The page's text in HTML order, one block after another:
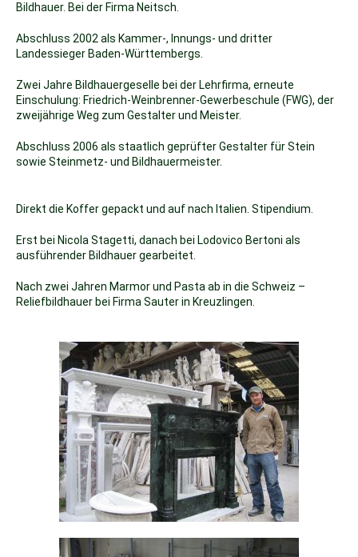
Bildhauer. Bei der Firma Neitsch.
Abschluss 2002 als Kammer-, Innungs- und dritter
Landessieger Baden-Württembergs.
Zwei Jahre Bildhauergeselle bei der Lehrfirma, erneute
Einschulung: Friedrich-Weinbrenner-Gewerbeschule (FWG), der
zweijährige Weg zum Gestalter und Meister.
Abschluss 2006 als staatlich geprüfter Gestalter für Stein
sowie Steinmetz- und Bildhauermeister.
Direkt die Koffer gepackt und auf nach Italien. Stipendium.
Erst bei Nicola Stagetti, danach bei Lodovico Bertoni als
ausführender Bildhauer gearbeitet.
Nach zwei Jahren Marmor und Pasta ab in die Schweiz –
Reliefbildhauer bei Firma Sauter in Kreuzlingen.